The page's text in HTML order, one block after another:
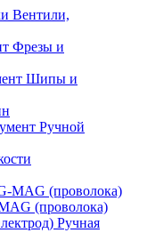
Вентили,
Фрезы и
Шипы и
Ручной
(проволока)
Ручная